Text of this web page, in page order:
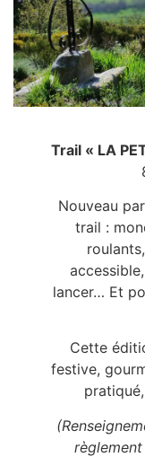
Trail « LA
Nouveau
trail :
lancer… Et
Cette
festive,